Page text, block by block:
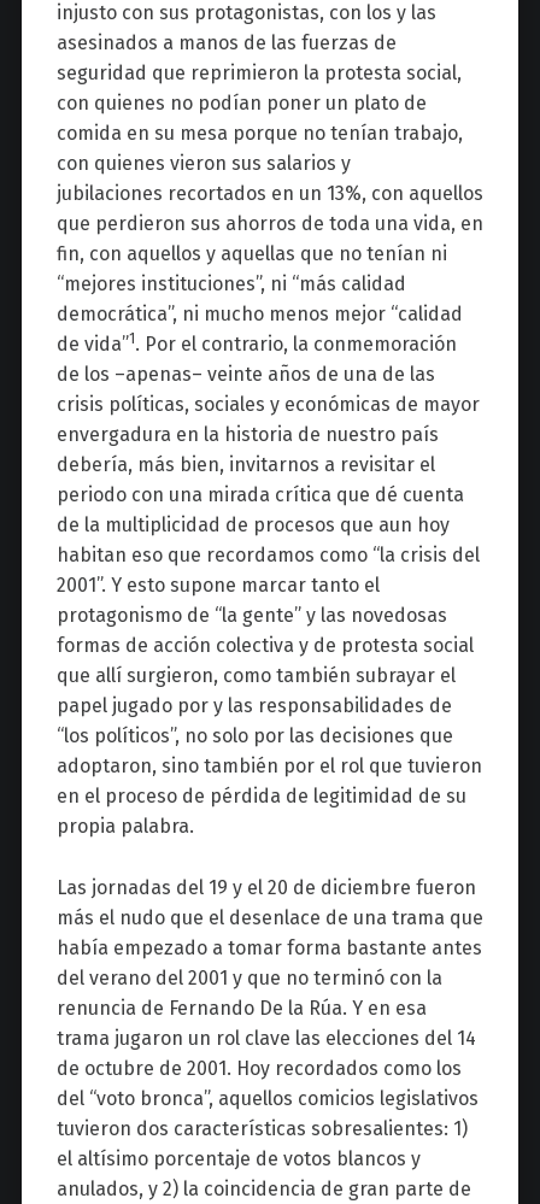
injusto con sus protagonistas, con los y las
asesinados a manos de las fuerzas de
seguridad que reprimieron la protesta social,
con quienes no podían poner un plato de
comida en su mesa porque no tenían trabajo,
con quienes vieron sus salarios y
jubilaciones recortados en un 13%, con aquellos
que perdieron sus ahorros de toda una vida, en
fin, con aquellos y aquellas que no tenían ni
“mejores instituciones”, ni “más calidad
democrática”, ni mucho menos mejor “calidad
de vida”1 . Por el contrario, la conmemoración
de los –apenas– veinte años de una de las
crisis políticas, sociales y económicas de mayor
envergadura en la historia de nuestro país
debería, más bien, invitarnos a revisitar el
periodo con una mirada crítica que dé cuenta
de la multiplicidad de procesos que aun hoy
habitan eso que recordamos como “la crisis del
2001”. Y esto supone marcar tanto el
protagonismo de “la gente” y las novedosas
formas de acción colectiva y de protesta social
que allí surgieron, como también subrayar el
papel jugado por y las responsabilidades de
“los políticos”, no solo por las decisiones que
adoptaron, sino también por el rol que tuvieron
en el proceso de pérdida de legitimidad de su
propia palabra.
Las jornadas del 19 y el 20 de diciembre fueron
más el nudo que el desenlace de una trama que
había empezado a tomar forma bastante antes
del verano del 2001 y que no terminó con la
renuncia de Fernando De la Rúa. Y en esa
trama jugaron un rol clave las elecciones del 14
de octubre de 2001. Hoy recordados como los
del “voto bronca”, aquellos comicios legislativos
tuvieron dos características sobresalientes: 1)
el altísimo porcentaje de votos blancos y
anulados, y 2) la coincidencia de gran parte de